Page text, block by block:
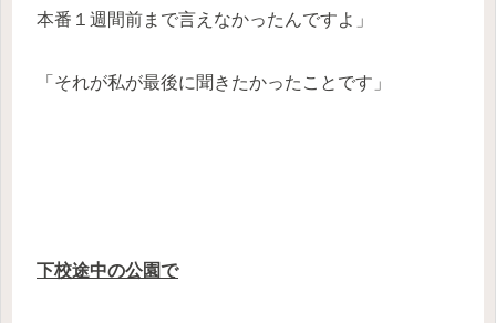
本番１週間前まで言えなかったんですよ」
「それが私が最後に聞きたかったことです」
下校途中の公園で